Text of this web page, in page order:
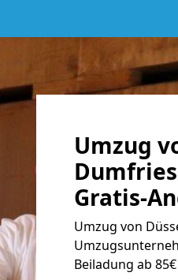
Umzug
Gratis-
Umzug von
Beiladung ab 85€